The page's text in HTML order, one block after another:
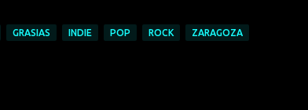
GRASIAS INDIE POP ROCK ZARAGOZA